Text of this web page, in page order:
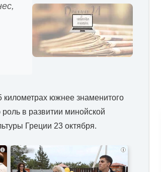
южнее знаменитого
в развитии минойской
Греции 23 октября.
i i